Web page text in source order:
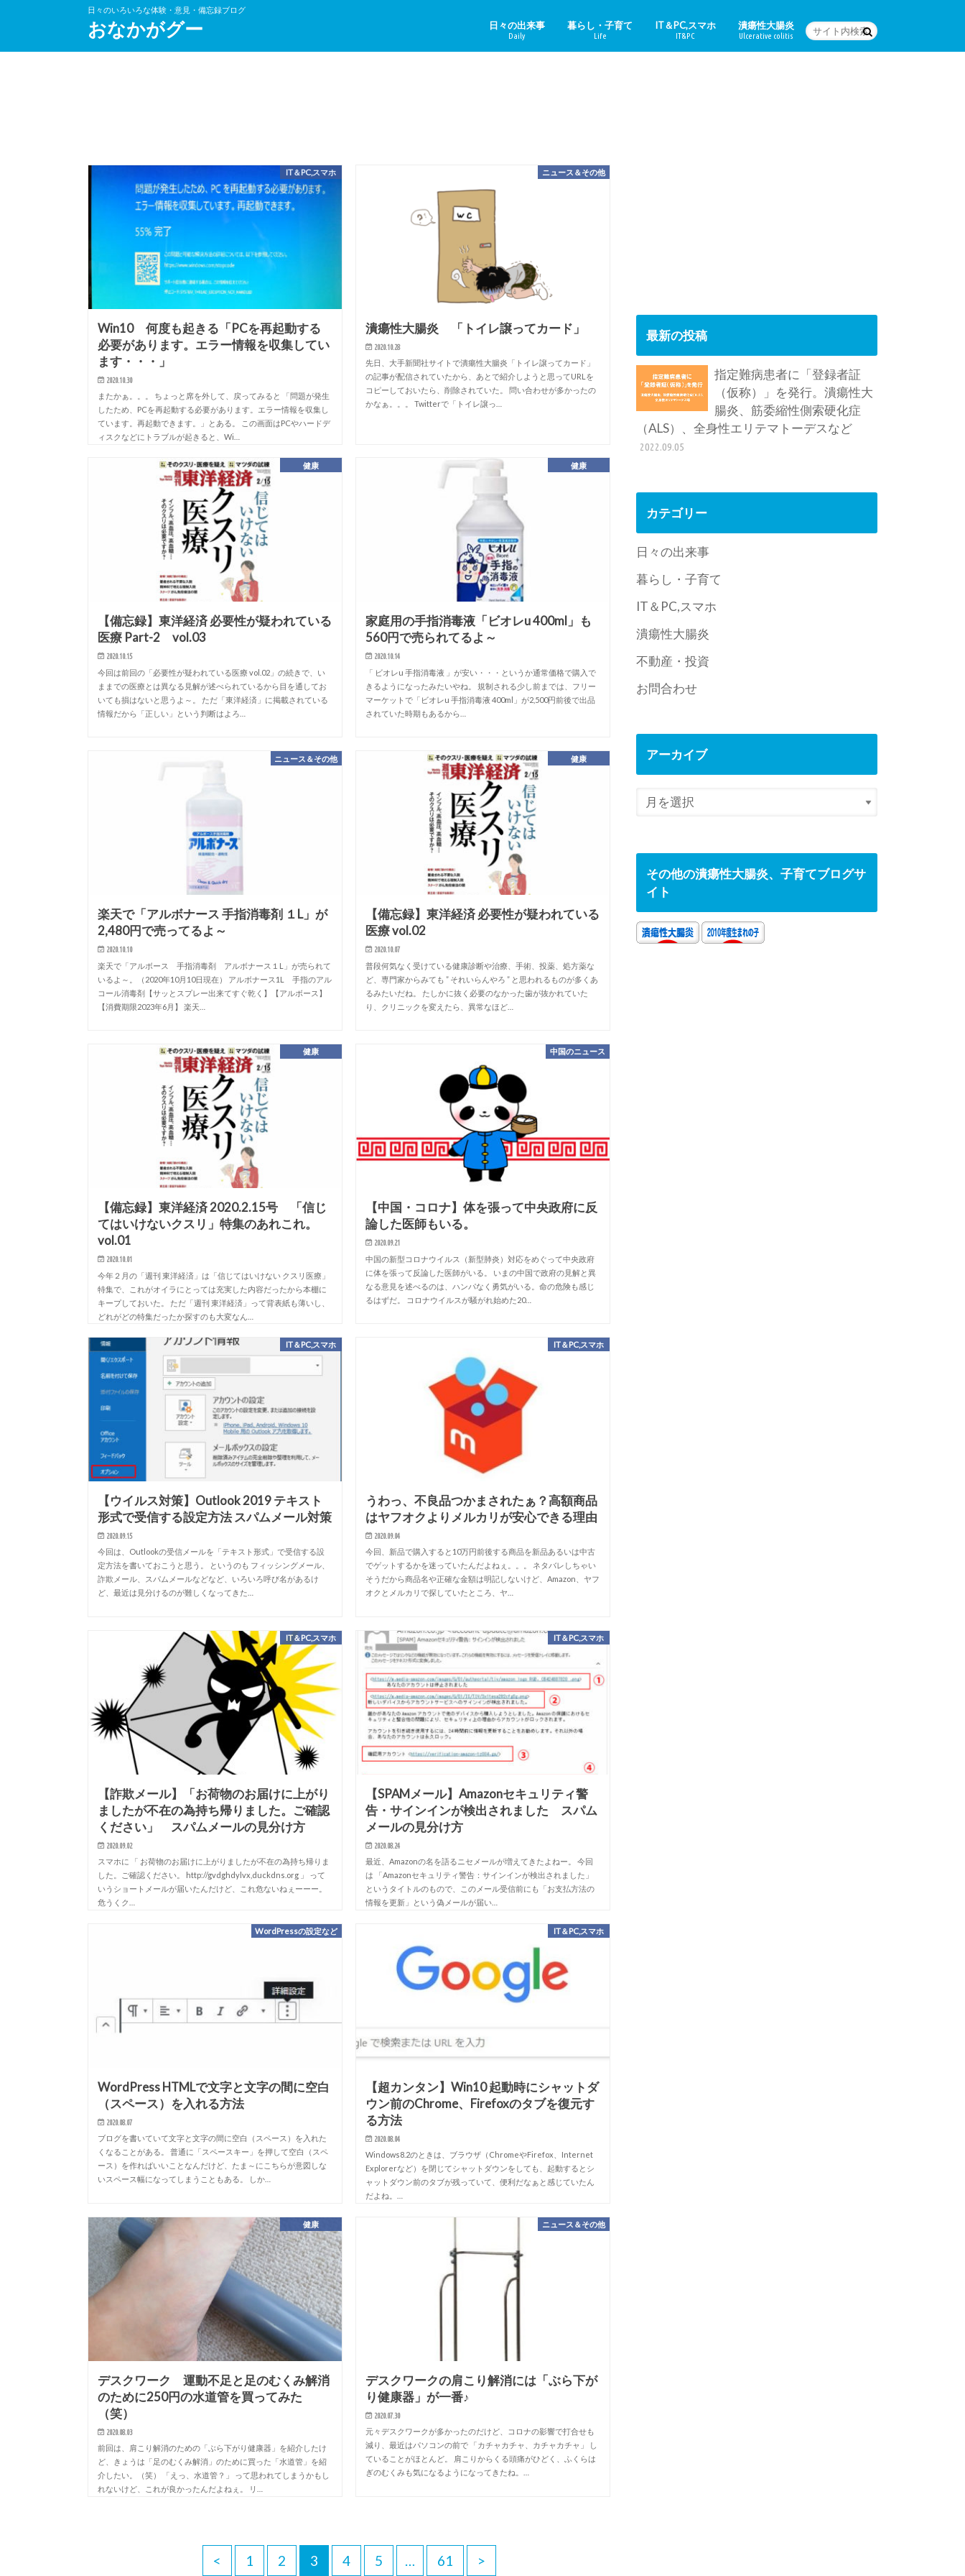
日々のいろいろな体験・意見・備忘録ブログ
おなかがグー 日々の出来事
Daily
暮らし・子育て
Life
IT＆PC,スマホ
IT&PC
潰瘍性大腸炎
Ulcerative colitis
IT＆PC,スマホ
Win10 何度も起きる「PCを再起動する
必要があります。エラー情報を収集してい
ます・・・」
2020.10.30
またかぁ。。。 ちょっと席を外して、戻ってみると 「問題が発生
したため、PCを再起動する必要があります。エラー情報を収集し
ています。再起動できます。」とある。 この画面はPCやハードデ
ィスクなどにトラブルが起きると、Wi…
ニュース＆その他
潰瘍性大腸炎 「トイレ譲ってカード」
2020.10.28
先日、大手新聞社サイトで潰瘍性大腸炎「トイレ譲ってカード」
の記事が配信されていたから、あとで紹介しようと思ってURLを
コピーしておいたら、削除されていた。 問い合わせが多かったの
かなぁ。。。 Twitterで「トイレ譲っ…
健康
【備忘録】東洋経済 必要性が疑われている
医療 Part-2 vol.03
2020.10.15
今回は前回の「必要性が疑われている医療 vol.02」の続きで、い
ままでの医療とは異なる見解が述べられているから目を通してお
いても損はないと思うよ～。 ただ「東洋経済」に掲載されている
情報だから「正しい」という判断はよろ…
健康
家庭用の手指消毒液「ビオレu 400ml」も
560円で売られてるよ～
2020.10.14
「 ビオレu 手指消毒液 」が安い・・・というか通常価格で購入で
きるようになったみたいやね。 規制される少し前までは、フリー
マーケットで「ビオレu 手指消毒液 400ml」が2,500円前後で出品
されていた時期もあるから…
ニュース＆その他
楽天で「アルボナース 手指消毒剤 １L」が
2,480円で売ってるよ～
2020.10.10
楽天で「アルボース 手指消毒剤 アルボナース１L」が売られて
いるよ～。（2020年10月10日現在） アルボナース1L 手指のアル
コール消毒剤【サッとスプレー出来てすぐ乾く】【アルボース】
【消費期限2023年6月】 楽天…
健康
【備忘録】東洋経済 必要性が疑われている
医療 vol.02
2020.10.07
普段何気なく受けている健康診断や治療、手術、投薬、処方薬な
ど、専門家からみても ” それいらんやろ ” と思われるものが多くあ
るみたいだね。 たしかに抜く必要のなかった歯が抜かれていた
り、クリニックを変えたら、異常なほど…
健康
【備忘録】東洋経済 2020.2.15号 「信じ
てはいけないクスリ」特集のあれこれ。
vol.01
2020.10.01
今年２月の「週刊 東洋経済」は「信じてはいけない クスリ医療」
特集で、これがオイラにとっては充実した内容だったから本棚に
キープしておいた。 ただ「週刊 東洋経済」って背表紙も薄いし、
どれがどの特集だったか探すのも大変なん…
中国のニュース
【中国・コロナ】体を張って中央政府に反
論した医師もいる。
2020.09.21
中国の新型コロナウイルス（新型肺炎）対応をめぐって中央政府
に体を張って反論した医師がいる。 いまの中国で政府の見解と異
なる意見を述べるのは、ハンパなく勇気がいる。命の危険も感じ
るはずだ。 コロナウイルスが騒がれ始めた20…
IT＆PC,スマホ
【ウイルス対策】Outlook 2019 テキスト
形式で受信する設定方法 スパムメール対策
2020.09.15
今回は、Outlookの受信メールを「テキスト形式」で受信する設
定方法を書いておこうと思う。 というのも フィッシングメール、
詐欺メール、スパムメールなどなど、いろいろ呼び名があるけ
ど、最近は見分けるのが難しくなってきた…
IT＆PC,スマホ
うわっ、不良品つかまされたぁ？高額商品
はヤフオクよりメルカリが安心できる理由
2020.09.04
今回、新品で購入すると10万円前後する商品を新品あるいは中古
でゲットするかを迷っていたんだよねぇ。。。 ネタバレしちゃい
そうだから商品名や正確な金額は明記しないけど、Amazon、ヤフ
オクとメルカリで探していたところ、ヤ…
IT＆PC,スマホ
【詐欺メール】「お荷物のお届けに上がり
ましたが不在の為持ち帰りました。ご確認
ください」 スパムメールの見分け方
2020.09.02
スマホに 「 お荷物のお届けに上がりましたが不在の為持ち帰りま
した。ご確認ください。 http://gvdghdylvx,duckdns.org 」 って
いうショートメールが届いたんだけど、これ危ないねぇーーー。
危うくク…
IT＆PC,スマホ
【SPAMメール】Amazonセキュリティ警
告・サインインが検出されました スパム
メールの見分け方
2020.08.24
最近、Amazonの名を語るニセメールが増えてきたよねー。 今回
は 「Amazonセキュリティ警告：サインインが検出されました」
というタイトルのもので、このメール受信前にも「お支払方法の
情報を更新」という偽メールが届い…
WordPressの設定など
WordPress HTMLで文字と文字の間に空白
（スペース）を入れる方法
2020.08.07
ブログを書いていて文字と文字の間に空白（スペース）を入れた
くなることがある。 普通に「スペースキー」を押して空白（スペ
ース）を作ればいいことなんだけど、たま～にこちらが意図しな
いスペース幅になってしまうこともある。 しか…
IT＆PC,スマホ
【超カンタン】Win10 起動時にシャットダ
ウン前のChrome、Firefoxのタブを復元す
る方法
2020.08.04
Windows8.2のときは、ブラウザ（ChromeやFirefox、Internet
Explorerなど）を閉じてシャットダウンをしても、起動するとシ
ャットダウン前のタブが残っていて、便利だなぁと感じていたん
だよね。…
健康
デスクワーク 運動不足と足のむくみ解消
のために250円の水道管を買ってみた
（笑）
2020.08.03
前回は、肩こり解消のための「ぶら下がり健康器」を紹介したけ
ど、きょうは「足のむくみ解消」のために買った「水道管」を紹
介したい。（笑） 「えっ、水道管？」 って思われてしまうかもし
れないけど、これが良かったんだよねぇ。 リ…
ニュース＆その他
デスクワークの肩こり解消には「ぶら下が
り健康器」が一番♪
2020.07.30
元々デスクワークが多かったのだけど、コロナの影響で打合せも
減り、最近はパソコンの前で 「カチャカチャ、カチャカチャ」 し
ていることがほとんど。 肩こりからくる頭痛がひどく、ふくらは
ぎのむくみも気になるようになってきたね。…
< 1 2 3 4 5 … 61 >
最新の投稿
指定難病患者に「登録者証
（仮称）」を発行。潰瘍性大
腸炎、筋委縮性側索硬化症
（ALS）、全身性エリテマトーデスなど
2022.09.05
カテゴリー
日々の出来事
暮らし・子育て
IT＆PC,スマホ
潰瘍性大腸炎
不動産・投資
お問合わせ
アーカイブ
その他の潰瘍性大腸炎、子育てブログサ
イト